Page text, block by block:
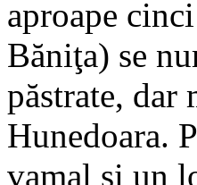
aproape
Băniţa) se
păstrate, dar
Hunedoara.
vamal şi un